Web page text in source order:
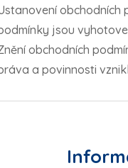
obchodních
jsou
obchodních
a povinnosti